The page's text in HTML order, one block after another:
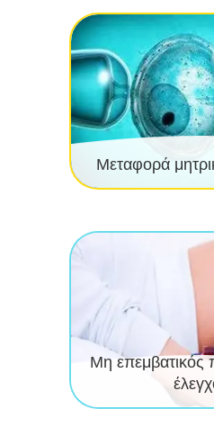
Μεταφορά
Μη επεμβατικός